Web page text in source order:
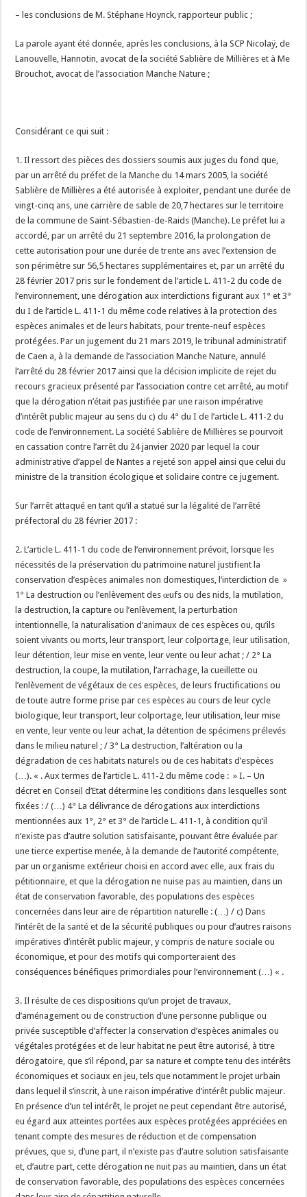
– les conclusions de M. Stéphane Hoynck, rapporteur public ;
La parole ayant été donnée, après les conclusions, à la SCP Nicolaÿ, de
Lanouvelle, Hannotin, avocat de la société Sablière de Millières et à Me
Brouchot, avocat de l’association Manche Nature ;
Considérant ce qui suit :
1. Il ressort des pièces des dossiers soumis aux juges du fond que,
par un arrêté du préfet de la Manche du 14 mars 2005, la société
Sablière de Millières a été autorisée à exploiter, pendant une durée de
vingt-cinq ans, une carrière de sable de 20,7 hectares sur le territoire
de la commune de Saint-Sébastien-de-Raids (Manche). Le préfet lui a
accordé, par un arrêté du 21 septembre 2016, la prolongation de
cette autorisation pour une durée de trente ans avec l’extension de
son périmètre sur 56,5 hectares supplémentaires et, par un arrêté du
28 février 2017 pris sur le fondement de l’article L. 411-2 du code de
l’environnement, une dérogation aux interdictions figurant aux 1° et 3°
du I de l’article L. 411-1 du même code relatives à la protection des
espèces animales et de leurs habitats, pour trente-neuf espèces
protégées. Par un jugement du 21 mars 2019, le tribunal administratif
de Caen a, à la demande de l’association Manche Nature, annulé
l’arrêté du 28 février 2017 ainsi que la décision implicite de rejet du
recours gracieux présenté par l’association contre cet arrêté, au motif
que la dérogation n’était pas justifiée par une raison impérative
d’intérêt public majeur au sens du c) du 4° du I de l’article L. 411-2 du
code de l’environnement. La société Sablière de Millières se pourvoit
en cassation contre l’arrêt du 24 janvier 2020 par lequel la cour
administrative d’appel de Nantes a rejeté son appel ainsi que celui du
ministre de la transition écologique et solidaire contre ce jugement.
Sur l’arrêt attaqué en tant qu’il a statué sur la légalité de l’arrêté
préfectoral du 28 février 2017 :
2. L’article L. 411-1 du code de l’environnement prévoit, lorsque les
nécessités de la préservation du patrimoine naturel justifient la
conservation d’espèces animales non domestiques, l’interdiction de »
1° La destruction ou l’enlèvement des œufs ou des nids, la mutilation,
la destruction, la capture ou l’enlèvement, la perturbation
intentionnelle, la naturalisation d’animaux de ces espèces ou, qu’ils
soient vivants ou morts, leur transport, leur colportage, leur utilisation,
leur détention, leur mise en vente, leur vente ou leur achat ; / 2° La
destruction, la coupe, la mutilation, l’arrachage, la cueillette ou
l’enlèvement de végétaux de ces espèces, de leurs fructifications ou
de toute autre forme prise par ces espèces au cours de leur cycle
biologique, leur transport, leur colportage, leur utilisation, leur mise
en vente, leur vente ou leur achat, la détention de spécimens prélevés
dans le milieu naturel ; / 3° La destruction, l’altération ou la
dégradation de ces habitats naturels ou de ces habitats d’espèces
(…). « . Aux termes de l’article L. 411-2 du même code : » I. – Un
décret en Conseil d’Etat détermine les conditions dans lesquelles sont
fixées : / (…) 4° La délivrance de dérogations aux interdictions
mentionnées aux 1°, 2° et 3° de l’article L. 411-1, à condition qu’il
n’existe pas d’autre solution satisfaisante, pouvant être évaluée par
une tierce expertise menée, à la demande de l’autorité compétente,
par un organisme extérieur choisi en accord avec elle, aux frais du
pétitionnaire, et que la dérogation ne nuise pas au maintien, dans un
état de conservation favorable, des populations des espèces
concernées dans leur aire de répartition naturelle : (…) / c) Dans
l’intérêt de la santé et de la sécurité publiques ou pour d’autres raisons
impératives d’intérêt public majeur, y compris de nature sociale ou
économique, et pour des motifs qui comporteraient des
conséquences bénéfiques primordiales pour l’environnement (…) « .
3. Il résulte de ces dispositions qu’un projet de travaux,
d’aménagement ou de construction d’une personne publique ou
privée susceptible d’affecter la conservation d’espèces animales ou
végétales protégées et de leur habitat ne peut être autorisé, à titre
dérogatoire, que s’il répond, par sa nature et compte tenu des intérêts
économiques et sociaux en jeu, tels que notamment le projet urbain
dans lequel il s’inscrit, à une raison impérative d’intérêt public majeur.
En présence d’un tel intérêt, le projet ne peut cependant être autorisé,
eu égard aux atteintes portées aux espèces protégées appréciées en
tenant compte des mesures de réduction et de compensation
prévues, que si, d’une part, il n’existe pas d’autre solution satisfaisante
et, d’autre part, cette dérogation ne nuit pas au maintien, dans un état
de conservation favorable, des populations des espèces concernées